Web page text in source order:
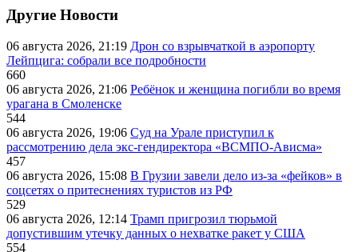
Другие Новости
06 августа 2026, 21:19 Дрон со взрывчаткой в аэропорту
Лейпцига: собрали все подробности
660
06 августа 2026, 21:06 Ребёнок и женщина погибли во время
урагана в Смоленске
544
06 августа 2026, 19:06 Суд на Урале приступил к
рассмотрению дела экс-гендиректора «ВСМПО-Ависма»
457
06 августа 2026, 15:08 В Грузии завели дело из-за «фейков» в
соцсетях о притеснениях туристов из РФ
529
06 августа 2026, 12:14 Трамп пригрозил тюрьмой
допустившим утечку данных о нехватке ракет у США
554